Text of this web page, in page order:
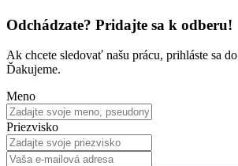
Odchádzate? Pridajte sa k odberu!
Ak chcete sledovať našu prácu, prihláste sa
Ďakujeme.
Meno
Priezvisko